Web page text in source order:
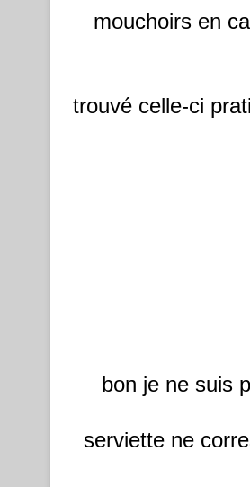
mouchoirs en
trouvé celle-ci
bon je ne suis
serviette ne